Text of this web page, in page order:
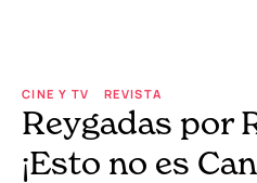
CINE Y TV REVISTA
Reygadas por
¡Esto no es